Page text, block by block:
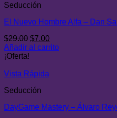
Seducción
El Nuevo Hombre Alfa – Dan
$29.00 El
precio
$29.00.
$7.00El
precio
Añadir al carrito
¡Oferta!
Vista Rápida
Seducción
DayGame Mastery – Álvaro